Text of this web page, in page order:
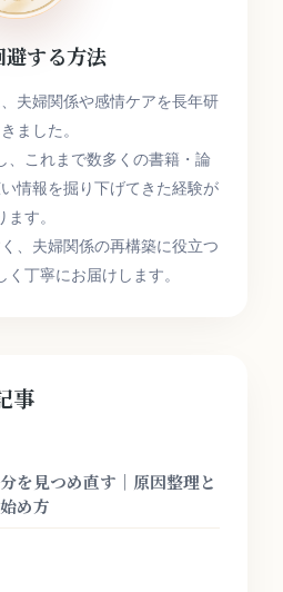
避する方法
夫婦関係や感情ケアを長年研
ました。
、これまで数多くの書籍・論
情報を掘り下げてきた経験が
ます。
、夫婦関係の再構築に役立つ
丁寧にお届けします。
事
を見つめ直す｜原因整理と
め方